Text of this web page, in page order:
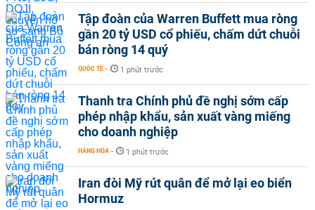
Tập đoàn của Warren Buffett mua ròng
gần 20 tỷ USD cổ phiếu, chấm dứt chuỗi
bán ròng 14 quý
QUỐC TẾ - 1 phút trước
Thanh tra Chính phủ đề nghị sớm cấp
phép nhập khẩu, sản xuất vàng miếng
cho doanh nghiệp
HÀNG HÓA - 1 phút trước
Iran đòi Mỹ rút quân để mở lại eo biển
Hormuz